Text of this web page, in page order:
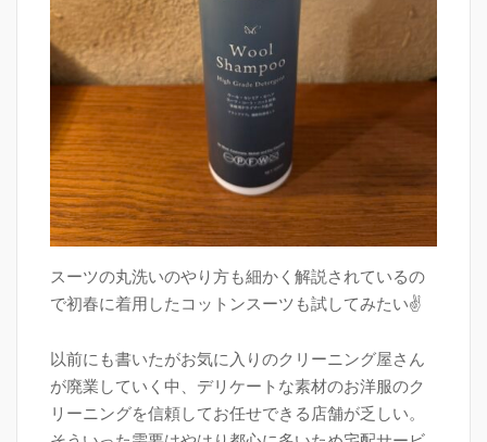
スーツの丸洗いのやり方も細かく解説されているの
で初春に着用したコットンスーツも試してみたい✌️
以前にも書いたがお気に入りのクリーニング屋さん
が廃業していく中、デリケートな素材のお洋服のク
リーニングを信頼してお任せできる店舗が乏しい。